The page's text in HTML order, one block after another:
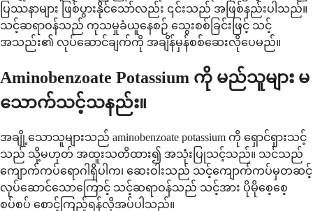
ပြဿနာများ ဖြစ်ပွားနိုင်သော်လည်း ၎င်းသည် အဖြစ်နည်းပါသည်။
သင့်ဆရာဝန်သည် ကုသမှုခံယူနေစဉ် သွေးစစ်ခြင်းဖြင့် သင့်
အသည်း၏ လုပ်ဆောင်ချက်ကို အချိန်မှန်စစ်ဆေးလိုပေမည်။
Aminobenzoate Potassium ကို မည်သူများ မ
သောက်သင့်သနည်း။
အချို့သောသူများသည် aminobenzoate potassium ကို ရှောင်ရှားသင့်
သည် သို့မဟုတ် အထူးသတိထား၍ အသုံးပြုသင့်သည်။ သင်သည်
ကျောက်ကပ်ရောဂါရှိပါက၊ ဆေးဝါးသည် သင့်ကျောက်ကပ်မှတဆင့်
လုပ်ဆောင်သောကြောင့် သင့်ဆရာဝန်သည် သင့်အား ပိုမိုစေ့စေ့
စပ်စပ် စောင့်ကြည့်ရန်လိုအပ်ပါသည်။